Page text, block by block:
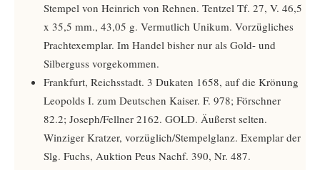
Stempel von Heinrich von Rehnen. Tentzel Tf. 27, V. 46,5
x 35,5 mm., 43,05 g. Vermutlich Unikum. Vorzügliches
Prachtexemplar. Im Handel bisher nur als Gold- und
Silberguss vorgekommen.
Frankfurt, Reichsstadt. 3 Dukaten 1658, auf die Krönung
Leopolds I. zum Deutschen Kaiser. F. 978; Förschner
82.2; Joseph/Fellner 2162. GOLD. Äußerst selten.
Winziger Kratzer, vorzüglich/Stempelglanz. Exemplar der
Slg. Fuchs, Auktion Peus Nachf. 390, Nr. 487.